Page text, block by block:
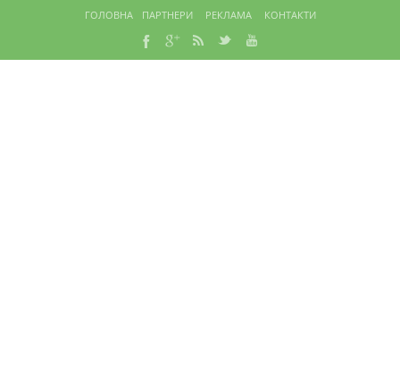
ГОЛОВНА ПАРТНЕРИ РЕКЛАМА КОНТАКТИ